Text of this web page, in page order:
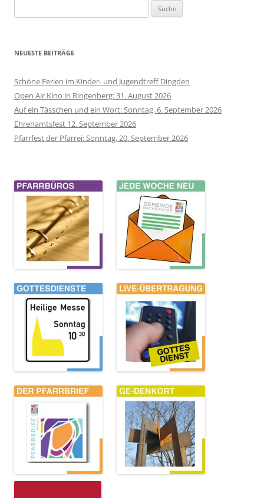
nach:
NEUESTE BEITRÄGE
Schöne Ferien im Kinder- und Jugendtreff Dingden
Open Air Kino in Ringenberg: 31. August 2026
Auf ein Tässchen und ein Wort: Sonntag, 6. September 2026
Ehrenamtsfest 12. September 2026
Pfarrfest der Pfarrei: Sonntag, 20. September 2026